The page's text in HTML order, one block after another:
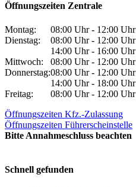
Öffnungszeiten Zentrale
Montag:
08:00 Uhr - 12:00 Uhr
Dienstag:
08:00 Uhr - 12:00 Uhr
14:00 Uhr - 16:00 Uhr
Mittwoch:
08:00 Uhr - 12:00 Uhr
Donnerstag:08:00 Uhr - 12:00 Uhr
14:00 Uhr - 18:00 Uhr
Freitag:
08:00 Uhr - 12:00 Uhr
Öffnungszeiten Kfz.-Zulassung
Öffnungszeiten Führerscheinstelle
Bitte Annahmeschluss beachten
Schnell gefunden